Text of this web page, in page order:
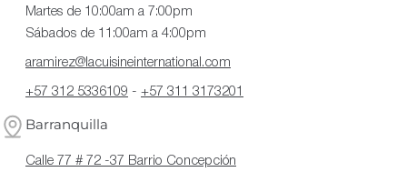
Martes de 10:00am a 7:00pm
Sábados de 11:00am a 4:00pm
aramirez@lacuisineinternational.com
+57 312 5336109 - +57 311 3173201
Barranquilla
Calle 77 # 72 -37 Barrio Concepción